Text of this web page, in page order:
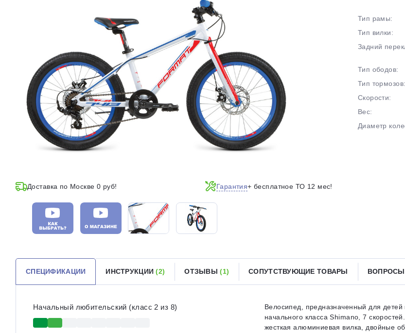
Доставка по Москве 0 руб! Гарантия+ бесплатное ТО 12 мес!
Тип рамы:
Тип вилки:
Задний
Тип ободов:
Тип тормозов:
Скорости:
Вес:
Диаметр
СПЕЦИФИКАЦИИ ИНСТРУКЦИИ(2) ОТЗЫВЫ(1) СОПУТСТВУЮЩИЕ ТОВАРЫ
Начальный любительский (класс 2 из 8)
Велосипед, предназначенный для детей
начального класса Shimano, 7
жесткая алюминиевая вилка, двойные
Разбейте
на части без переплат
График платежей
Сегодня
25%